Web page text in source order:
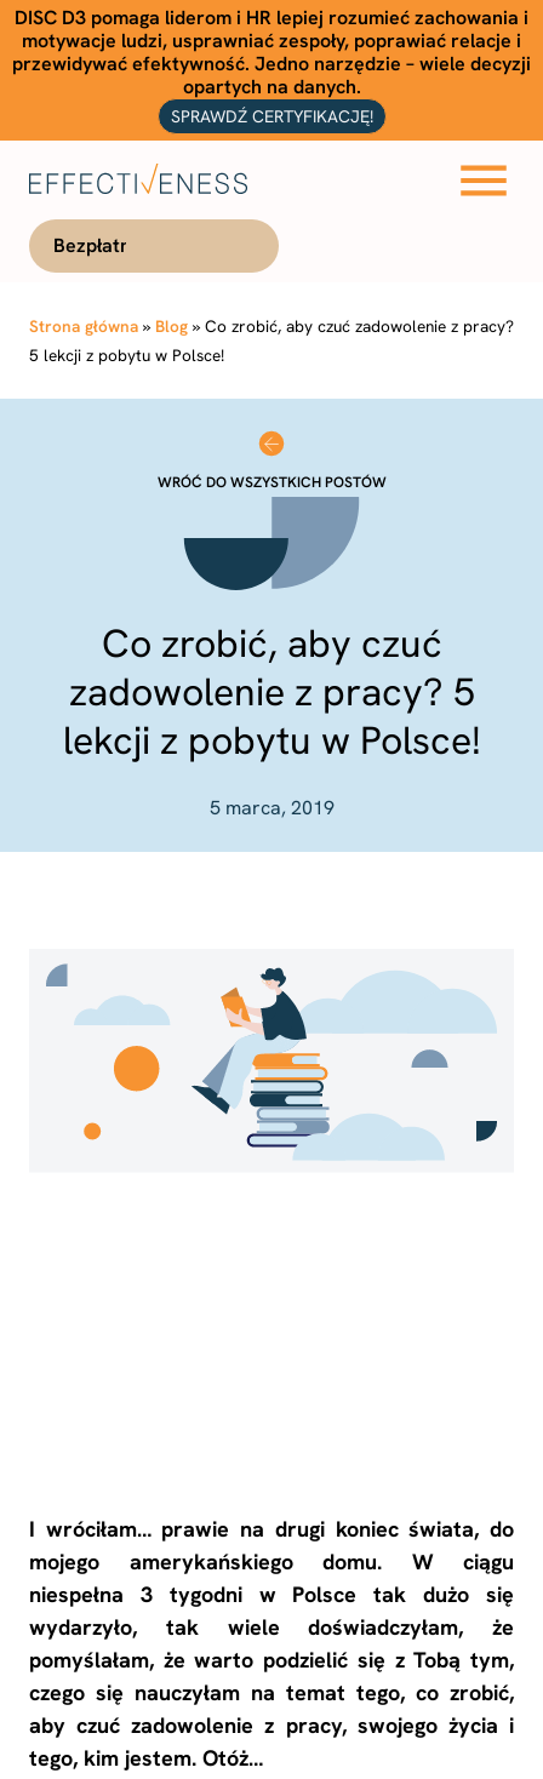
DISC D3 pomaga liderom i HR lepiej rozumieć zachowania i
motywacje ludzi, usprawniać zespoły, poprawiać relacje i
przewidywać efektywność. Jedno narzędzie – wiele decyzji
opartych na danych.
SPRAWDŹ CERTYFIKACJĘ!
Bezpłatna konsultacja
Strona główna » Blog » Co zrobić, aby czuć zadowolenie z pracy?
5 lekcji z pobytu w Polsce!
WRÓĆ DO WSZYSTKICH POSTÓW
Co zrobić, aby czuć
zadowolenie z pracy? 5
lekcji z pobytu w Polsce!
5 marca, 2019
I wróciłam… prawie na drugi koniec świata, do
mojego amerykańskiego domu. W ciągu
niespełna 3 tygodni w Polsce tak dużo się
wydarzyło, tak wiele doświadczyłam, że
pomyślałam, że warto podzielić się z Tobą tym,
czego się nauczyłam na temat tego, co zrobić,
aby czuć zadowolenie z pracy, swojego życia i
tego, kim jestem. Otóż…